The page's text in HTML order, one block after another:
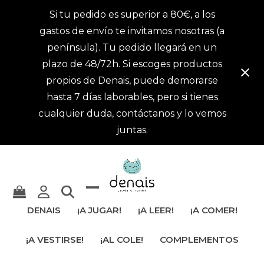
Si tu pedido es superior a 80€, a los
gastos de envío te invitamos nosotras (a
península). Tu pedido llegará en un
plazo de 48/72h. Si escoges productos
propios de Denais, puede demorarse
hasta 7 días laborables, pero si tienes
cualquier duda, contáctanos y lo vemos
juntas.
ocultar
móvil
DENAIS ¡A JUGAR! ¡A LEER! ¡A COMER!
¡A VESTIRSE! ¡AL COLE! COMPLEMENTOS